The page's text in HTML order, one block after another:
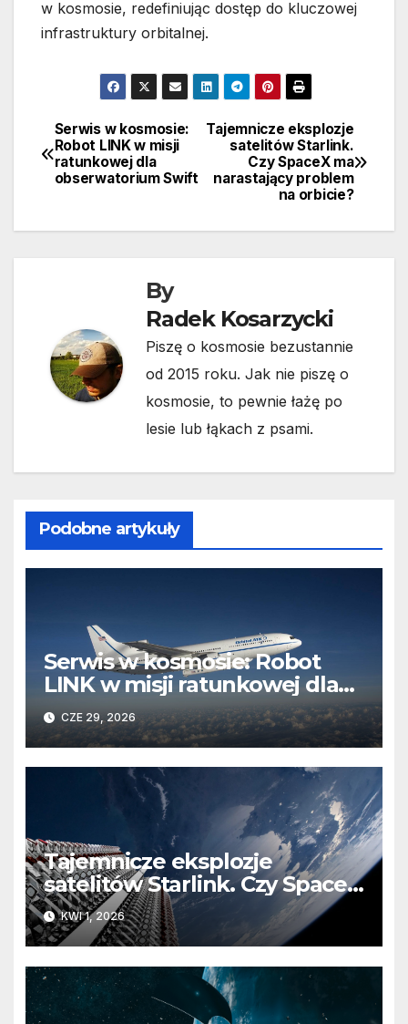
w kosmosie, redefiniując dostęp do kluczowej
infrastruktury orbitalnej.
Nawigacja
wpisu
Tajemnicze eksplozje
satelitów Starlink.
Czy SpaceX ma
narastający problem
na orbicie?
Serwis w kosmosie:
Robot LINK w misji
ratunkowej dla
obserwatorium Swift
By
Radek Kosarzycki
Piszę o kosmosie bezustannie
od 2015 roku. Jak nie piszę o
kosmosie, to pewnie łażę po
lesie lub łąkach z psami.
Podobne artykuły
Serwis w kosmosie: Robot
LINK w misji ratunkowej dla
obserwatorium Swift
CZE 29, 2026
Tajemnicze eksplozje
satelitów Starlink. Czy SpaceX
ma narastający problem na
orbicie?
KWI 1, 2026